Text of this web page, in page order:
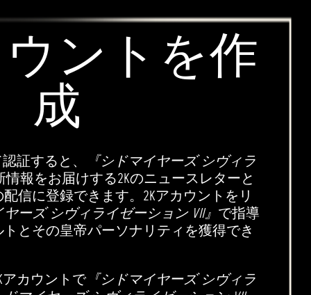
ントを作
成
証すると、
『シドマイヤーズ シヴィラ
情報をお届けする2Kのニュースレターと
信に登録できます。2Kアカウントをリ
ーズ シヴィライゼーション VII』 で指導
とその皇帝パーソナリティを獲得でき
カウントで『シドマイヤーズ シヴィラ